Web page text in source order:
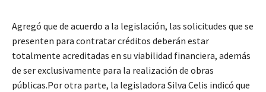
Agregó que de acuerdo a la legislación, las solicitudes que se
presenten para contratar créditos deberán estar
totalmente acreditadas en su viabilidad financiera, además
de ser exclusivamente para la realización de obras
públicas.Por otra parte, la legisladora Silva Celis indicó que